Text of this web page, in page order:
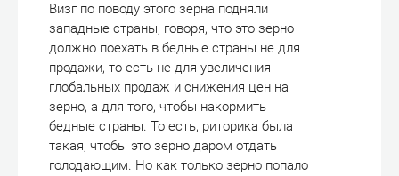
Визг по поводу этого зерна подняли
западные страны, говоря, что это зерно
должно поехать в бедные страны не для
продажи, то есть не для увеличения
глобальных продаж и снижения цен на
зерно, а для того, чтобы накормить
бедные страны. То есть, риторика была
такая, чтобы это зерно даром отдать
голодающим. Но как только зерно попало